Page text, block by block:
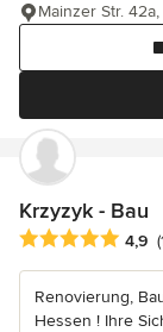
Mainzer Str.
Krzyzyk - Bau
4,9
Renovierung,
Hessen ! Ihre